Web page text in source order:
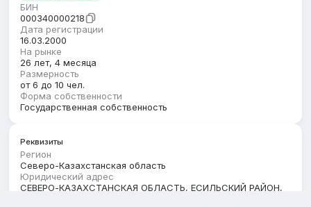
БИН
000340000218
Дата регистрации
16.03.2000
На рынке
26 лет, 4 месяца
Размерность
от 6 до 10 чел.
Форма собственности
Государственная собственность
Реквизиты
Регион
Северо-Казахстанская область
Юридический адрес
СЕВЕРО-КАЗАХСТАНСКАЯ ОБЛАСТЬ, ЕСИЛЬСКИЙ РАЙОН,